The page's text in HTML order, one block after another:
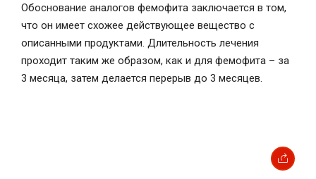
Обоснование аналогов фемофита заключается в том,
что он имеет схожее действующее вещество с
описанными продуктами. Длительность лечения
проходит таким же образом, как и для фемофита – за
3 месяца, затем делается перерыв до 3 месяцев.